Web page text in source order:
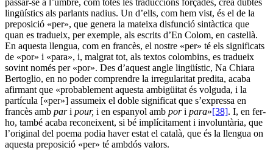
lingüístics als parlants nadius. Un d’ells, com hem vist, és el de la
preposició «per», que genera la mateixa disfunció sintàctica que
quan es tradueix, per exemple, als escrits d’En Colom, en castellà.
En aquesta llengua, com en francès, el nostre «per» té els significats
de «por» i «para», i, malgrat tot, als textos colombins, es tradueix
sovint només per «por». Des d’aquest angle lingüístic, Na Chiara
Bertoglio, en no poder comprendre la irregularitat predita, acaba
afirmant que «probablement aquesta ambigüitat és volguda, i la
partícula [«per»] assumeix el doble significat que s’expressa en
francès amb pari pour, i en espanyol amb pori para»[38]. I, en fer-
ho, també acaba reconeixent, si bé implícitament i involuntària, que
l’original del poema podia haver estat el català, que és la llengua on
aquesta preposició «per» té ambdós valors.